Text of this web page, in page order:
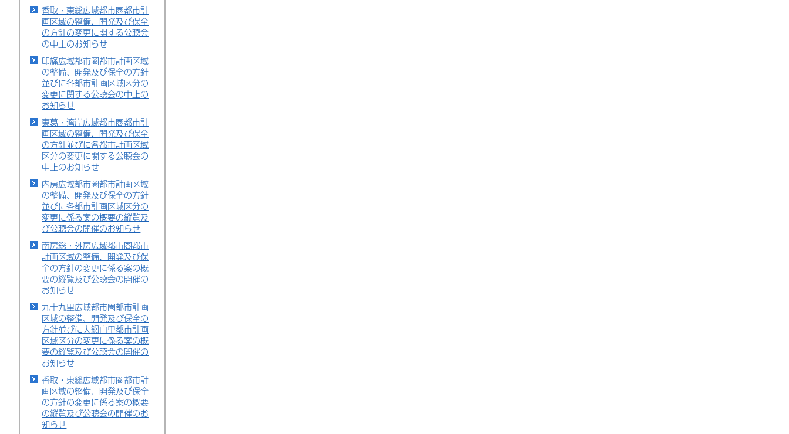
香取・東総広域都市圏都市計
画区域の整備、開発及び保全
の方針の変更に関する公聴会
の中止のお知らせ
印旛広域都市圏都市計画区域
の整備、開発及び保全の方針
並びに各都市計画区域区分の
変更に関する公聴会の中止の
お知らせ
東葛・湾岸広域都市圏都市計
画区域の整備、開発及び保全
の方針並びに各都市計画区域
区分の変更に関する公聴会の
中止のお知らせ
内房広域都市圏都市計画区域
の整備、開発及び保全の方針
並びに各都市計画区域区分の
変更に係る案の概要の縦覧及
び公聴会の開催のお知らせ
南房総・外房広域都市圏都市
計画区域の整備、開発及び保
全の方針の変更に係る案の概
要の縦覧及び公聴会の開催の
お知らせ
九十九里広域都市圏都市計画
区域の整備、開発及び保全の
方針並びに大網白里都市計画
区域区分の変更に係る案の概
要の縦覧及び公聴会の開催の
お知らせ
香取・東総広域都市圏都市計
画区域の整備、開発及び保全
の方針の変更に係る案の概要
の縦覧及び公聴会の開催のお
知らせ